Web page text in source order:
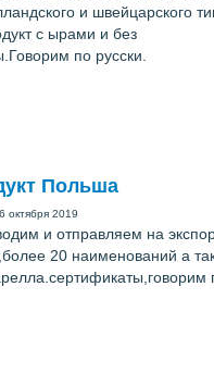
и швейцарского
с ырами и без
по русски.
Польша
октября 2019
и отправляем на
20 наименований а